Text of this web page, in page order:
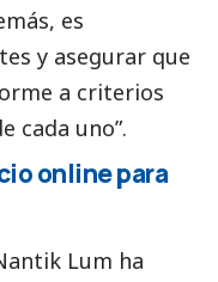
es
y asegurar que
a criterios
cada uno”.
online para
Lum ha